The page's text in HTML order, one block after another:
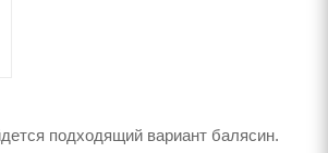
подходящий вариант балясин.